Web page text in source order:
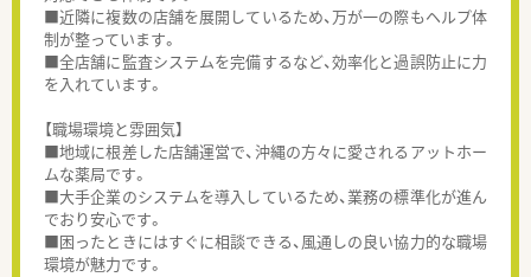
■近隣に複数の店舗を展開しているため、万が一の際もヘルプ体
制が整っています。
■全店舗に監査システムを完備するなど、効率化と過誤防止に力
を入れています。
【職場環境と雰囲気】
■地域に根差した店舗運営で、沖縄の方々に愛されるアットホー
ムな薬局です。
■大手企業のシステムを導入しているため、業務の標準化が進ん
でおり安心です。
■困ったときにはすぐに相談できる、風通しの良い協力的な職場
環境が魅力です。